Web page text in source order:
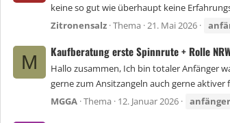
keine so gut wie überhaupt keine
Zitronensalz Thema 21. Mai 2026
M
Kaufberatung erste Spinnrute + Rolle
Hallo zusammen, Ich bin totaler Anfänger
gerne zum Ansitzangeln auch gerne aktiver
MGGA Thema 12. Januar 2026 anfänger